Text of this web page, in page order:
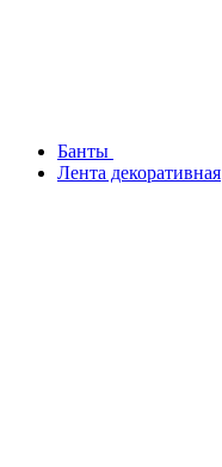
Банты
Лента декоративная